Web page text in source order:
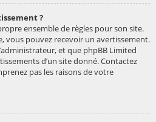
?
ensemble de règles pour son site.
vous pouvez recevoir un avertissement.
et que phpBB Limited
d’un site donné. Contactez
pas les raisons de votre